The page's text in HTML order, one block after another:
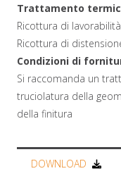
Trattamento
Ricottura di
Ricottura di
Condizioni di
Si raccomanda un
truciolatura della
della finitura
DOWNLOAD